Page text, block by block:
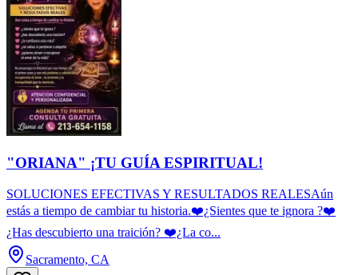
"ORIANA" ¡TU GUÍA ESPIRITUAL!
SOLUCIONES EFECTIVAS Y RESULTADOS REALESAún
estás a tiempo de cambiar tu historia.❤️¿Sientes que te ignora ?❤️
¿Has descubierto una traición? ❤️¿La co...
Sacramento, CA